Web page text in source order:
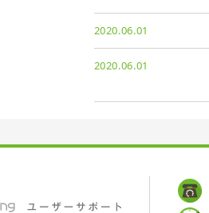
2020.06.01
2020.06.01